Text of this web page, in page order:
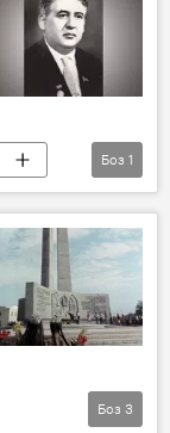
Боз 1
Боз 3